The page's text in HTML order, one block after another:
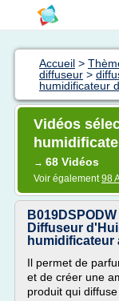
Accueil >
diffuseur >
humidificateur
Vidéos
→ 68 Vidéos
Voir également98
Diffuseur
humidificateur
Il permet de
et de créer une
produit qui